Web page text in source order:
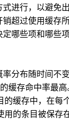
进行，以避免
超过使用缓存
哪些项和哪些
率分布随时间不
缓存命中率最
的缓存中，在每
用的条目被保存